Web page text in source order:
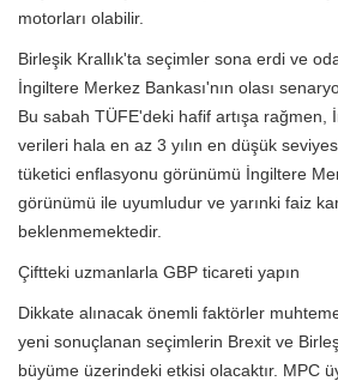
motorları olabilir.
Birleşik Krallık'ta seçimler sona erdi ve
İngiltere Merkez Bankası'nın olası
Bu sabah TÜFE'deki hafif artışa rağmen,
verileri hala en az 3 yılın en düşük
tüketici enflasyonu görünümü İngiltere
görünümü ile uyumludur ve yarınki faiz
beklenmemektedir.
Çiftteki uzmanlarla GBP ticareti yapın
Dikkate alınacak önemli faktörler
yeni sonuçlanan seçimlerin Brexit ve
büyüme üzerindeki etkisi olacaktır. MPC